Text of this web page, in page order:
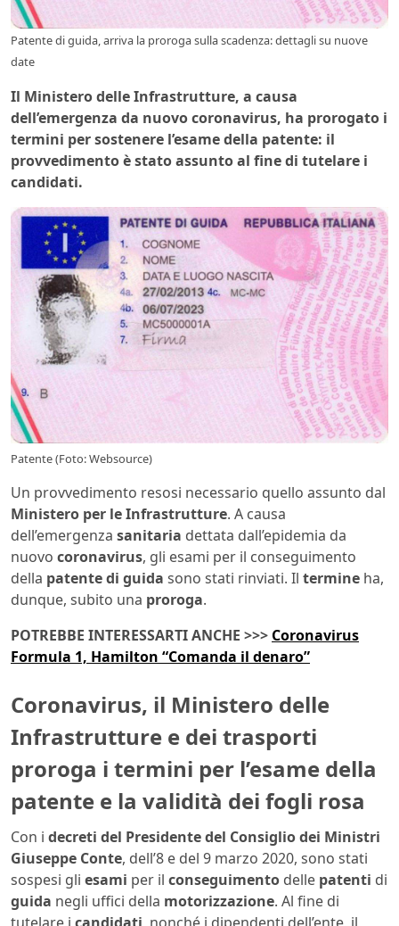
Patente di guida, arriva la proroga sulla scadenza: dettagli su nuove
date
Il Ministero delle Infrastrutture, a causa
dell’emergenza da nuovo coronavirus, ha prorogato i
termini per sostenere l’esame della patente: il
provvedimento è stato assunto al fine di tutelare i
candidati.
Patente (Foto: Websource)
Un provvedimento resosi necessario quello assunto dal
Ministero per le Infrastrutture. A causa
dell’emergenza sanitaria dettata dall’epidemia da
nuovo coronavirus, gli esami per il conseguimento
della patente di guida sono stati rinviati. Il termine ha,
dunque, subito una proroga.
POTREBBE INTERESSARTI ANCHE >>> Coronavirus
Formula 1, Hamilton “Comanda il denaro”
Coronavirus, il Ministero delle
Infrastrutture e dei trasporti
proroga i termini per l’esame della
patente e la validità dei fogli rosa
Con i decreti del Presidente del Consiglio dei Ministri
Giuseppe Conte, dell’8 e del 9 marzo 2020, sono stati
sospesi gli esami per il conseguimento delle patenti di
guida negli uffici della motorizzazione. Al fine di